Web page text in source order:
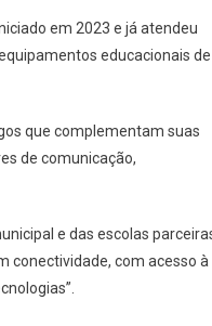
em 2023 e já atendeu
educacionais de
que complementam suas
de comunicação,
e das escolas
conectividade, com acesso à